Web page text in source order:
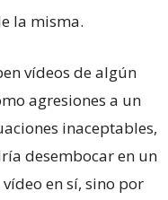
la misma.
vídeos de algún
agresiones a un
inaceptables,
desembocar en un
en sí, sino por